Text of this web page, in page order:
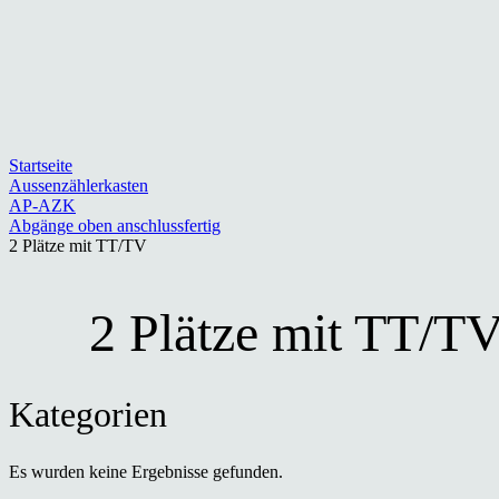
Startseite
Aussenzählerkasten
AP-AZK
Abgänge oben anschlussfertig
2 Plätze mit TT/TV
2 Plätze mit TT/
Kategorien
Es wurden keine Ergebnisse gefunden.